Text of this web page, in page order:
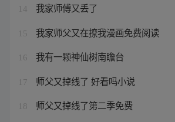
14 我家师傅又丢了
15 我家师父又在撩我漫画免费阅读
16 我有一颗神仙树南瞻台
17 师父又掉线了 好看吗小说
18 师父又掉线了第二季免费